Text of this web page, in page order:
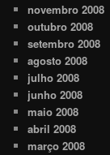
novembro 2008
outubro 2008
setembro 2008
agosto 2008
julho 2008
junho 2008
maio 2008
abril 2008
março 2008